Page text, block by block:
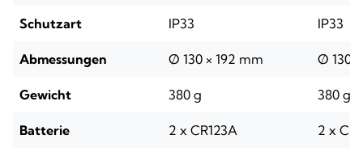
Schutzart IP33 IP33
Abmessungen Ø 130 × 192 mm Ø 130
Gewicht 380 g 380 g
Batterie 2 x CR123A 2 x